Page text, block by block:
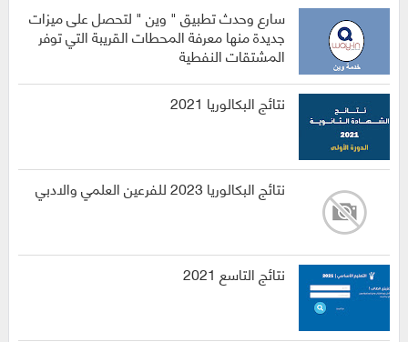
سارع وحدث تطبيق " وين " لتحصل على ميزات
جديدة منها معرفة المحطات القريبة التي توفر
المشتقات النفطية
نتائج البكالوريا 2021
نتائج البكالوريا 2023 للفرعين العلمي والادبي
نتائج التاسع 2021